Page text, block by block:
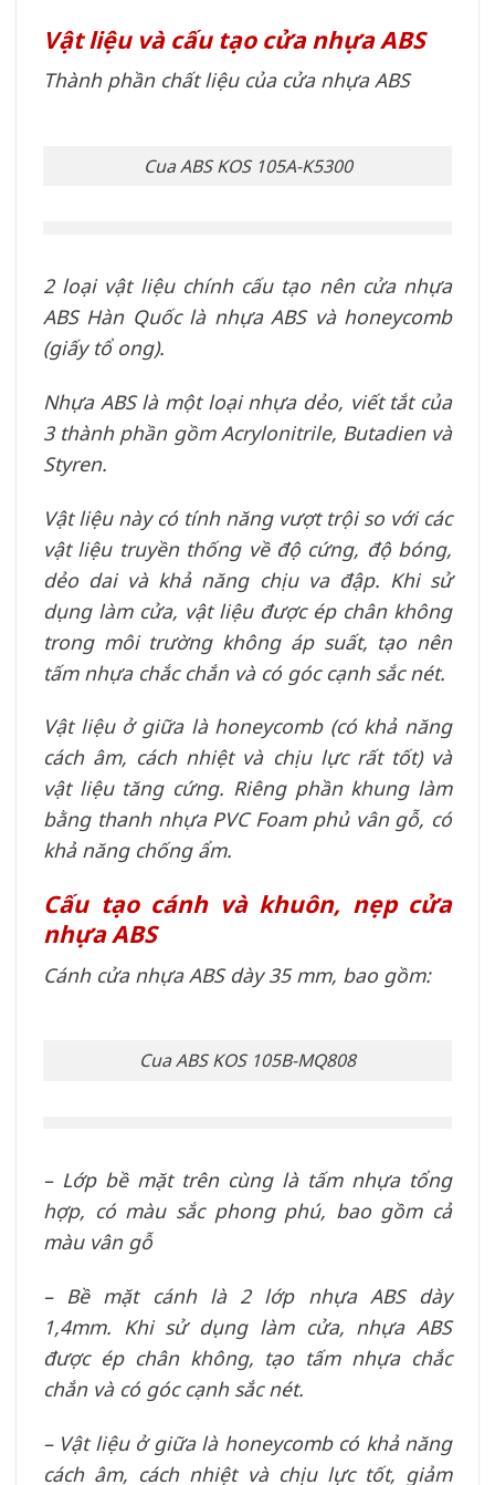
Vật liệu và cấu tạo cửa nhựa ABS
Thành phần chất liệu của cửa nhựa ABS
Cua ABS KOS 105A-K5300
2 loại vật liệu chính cấu tạo nên cửa nhựa
ABS Hàn Quốc là nhựa ABS và honeycomb
(giấy tổ ong).
Nhựa ABS là một loại nhựa dẻo, viết tắt của
3 thành phần gồm Acrylonitrile, Butadien và
Styren.
Vật liệu này có tính năng vượt trội so với các
vật liệu truyền thống về độ cứng, độ bóng,
dẻo dai và khả năng chịu va đập. Khi sử
dụng làm cửa, vật liệu được ép chân không
trong môi trường không áp suất, tạo nên
tấm nhựa chắc chắn và có góc cạnh sắc nét.
Vật liệu ở giữa là honeycomb (có khả năng
cách âm, cách nhiệt và chịu lực rất tốt) và
vật liệu tăng cứng. Riêng phần khung làm
bằng thanh nhựa PVC Foam phủ vân gỗ, có
khả năng chống ẩm.
Cấu tạo cánh và khuôn, nẹp cửa
nhựa ABS
Cánh cửa nhựa ABS dày 35 mm, bao gồm:
Cua ABS KOS 105B-MQ808
– Lớp bề mặt trên cùng là tấm nhựa tổng
hợp, có màu sắc phong phú, bao gồm cả
màu vân gỗ
– Bề mặt cánh là 2 lớp nhựa ABS dày
1,4mm. Khi sử dụng làm cửa, nhựa ABS
được ép chân không, tạo tấm nhựa chắc
chắn và có góc cạnh sắc nét.
– Vật liệu ở giữa là honeycomb có khả năng
cách âm, cách nhiệt và chịu lực tốt, giảm